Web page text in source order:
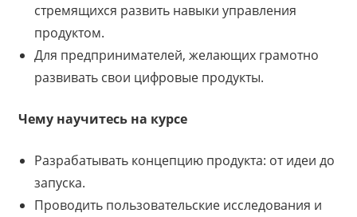
стремящихся развить навыки управления
продуктом.
Для предпринимателей, желающих грамотно
развивать свои цифровые продукты.
Чему научитесь на курсе
Разрабатывать концепцию продукта: от идеи до
запуска.
Проводить пользовательские исследования и